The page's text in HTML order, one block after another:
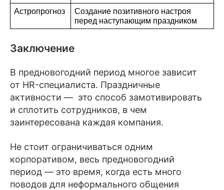
Астропрогноз
Создание позитивного настроя
перед наступающим праздником
Заключение
В предновогодний период многое зависит
от HR-специалиста. Праздничные
активности — это способ замотивировать
и сплотить сотрудников, в чем
заинтересована каждая компания.
Не стоит ограничиваться одним
корпоративом, весь предновогодний
период — это время, когда есть много
поводов для неформального общения